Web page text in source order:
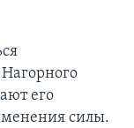
его
силы.